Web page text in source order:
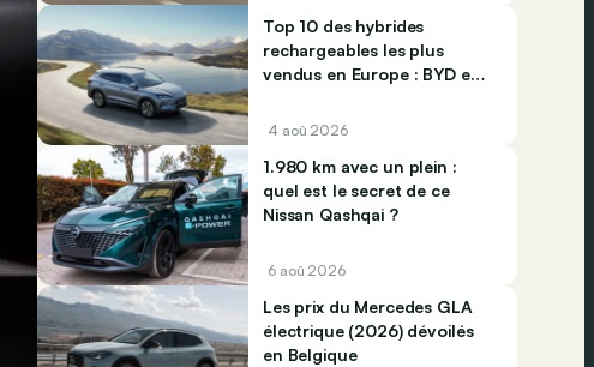
Top 10 des hybrides
rechargeables les plus
vendus en Europe : BYD et
4 aoû 2026
1.980 km avec un plein :
quel est le secret de ce
Nissan Qashqai ?
6 aoû 2026
Les prix du Mercedes GLA
électrique (2026) dévoilés
en Belgique